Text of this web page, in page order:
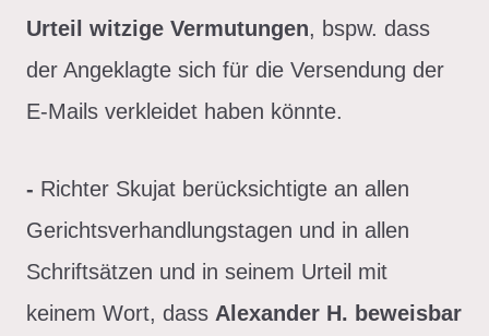
Urteil witzige Vermutungen, bspw. dass
der Angeklagte sich für die Versendung der
E-Mails verkleidet haben könnte.
- Richter Skujat berücksichtigte an allen
Gerichtsverhandlungstagen und in allen
Schriftsätzen und in seinem Urteil mit
keinem Wort, dass Alexander H. beweisbar